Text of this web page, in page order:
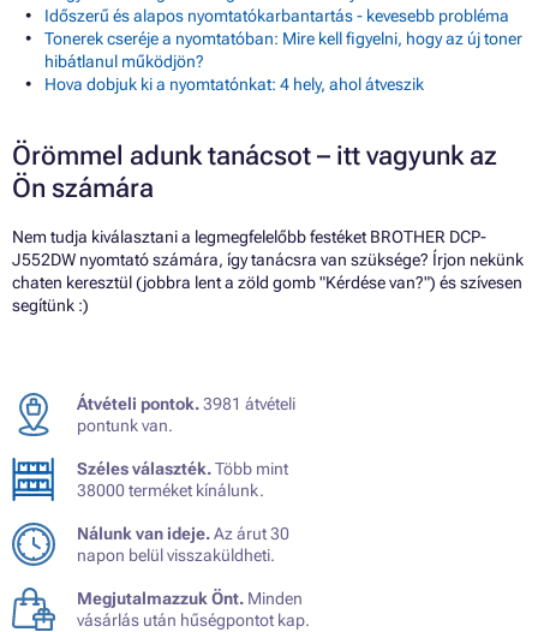
Időszerű és alapos nyomtatókarbantartás - kevesebb probléma
Tonerek cseréje a nyomtatóban: Mire kell figyelni, hogy az új toner
hibátlanul működjön?
Hova dobjuk ki a nyomtatónkat: 4 hely, ahol átveszik
Örömmel adunk tanácsot – itt vagyunk az
Ön számára
Nem tudja kiválasztani a legmegfelelőbb festéket BROTHER DCP-
J552DW nyomtató számára, így tanácsra van szüksége? Írjon nekünk
chaten keresztül (jobbra lent a zöld gomb "Kérdése van?") és szívesen
segítünk :)
Átvételi pontok.3981 átvételi
pontunk van.
Széles választék.Több mint
38000 terméket kínálunk.
Nálunk van ideje.Az árut 30
napon belül visszaküldheti.
Megjutalmazzuk Önt. Minden
vásárlás után hűségpontot kap.